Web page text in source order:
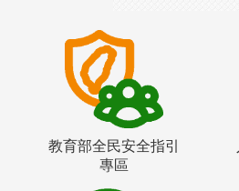
教育部全民安全指引
專區